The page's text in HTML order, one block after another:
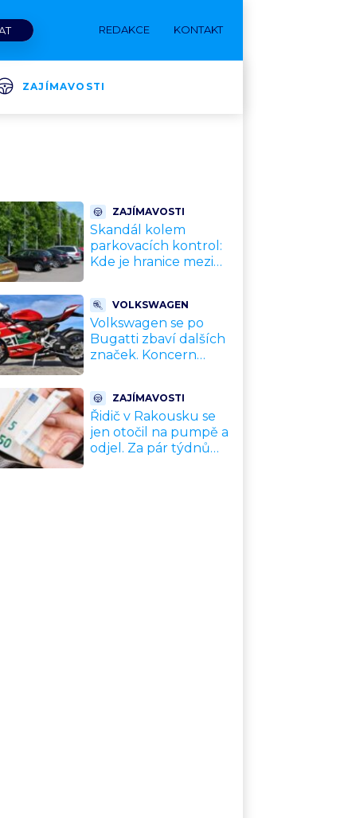
REDAKCE KONTAKT
ZAJÍMAVOSTI
ZAJÍMAVOSTI
Skandál kolem
parkovacích kontrol:
Kde je hranice mezi
výhoda, velký
problém
VOLKSWAGEN
Volkswagen se po
Bugatti zbaví dalších
značek. Koncern
konceZAJÍMAVOSTI
Řidič v Rakousku se
jen otočil na pumpě a
odjel. Za pár týdnů